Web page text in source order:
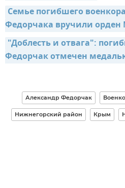
Семье погибшего
Федорчака вручили орден
"Доблесть и отвага":
Федорчак отмечен
Александр Федорчак
Нижнегорский район Крым